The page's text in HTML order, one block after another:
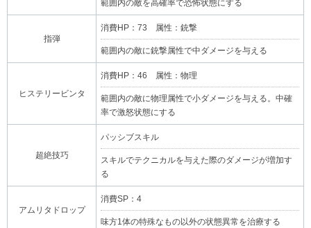
範囲内の敵を高確率で恐怖状態にする
指弾
消費HP：73 属性：銃撃
範囲内の敵に銃撃属性で中ダメージを与える
ヒステリービンタ
消費HP：46 属性：物理
範囲内の敵に物理属性で小ダメージを与える。中確
率で激怒状態にする
超絶技巧
パッシブスキル
スキルでテクニカルを与えた際のダメージが増加す
る
アムリタドロップ
消費SP：4
味方1体の特殊なもの以外の状態異常を治療する